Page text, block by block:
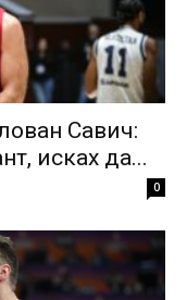
Савич:
исках да...
0